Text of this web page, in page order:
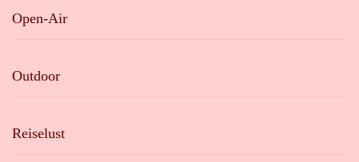
Open-Air
Outdoor
Reiselust